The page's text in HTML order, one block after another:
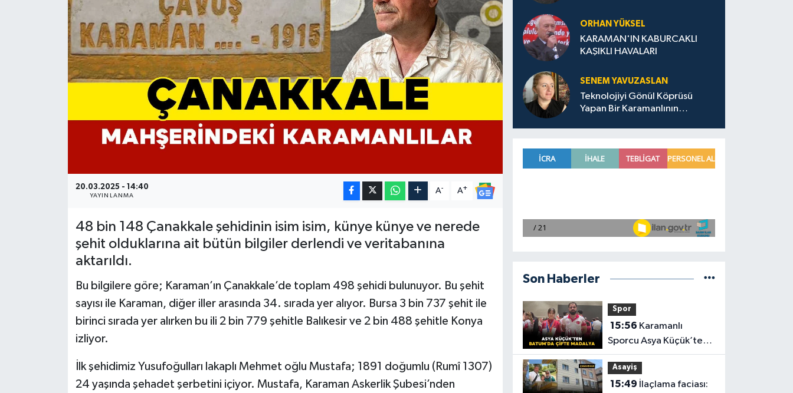
20.03.2025 - 14:40
YAYINLANMA
A- A+
48 bin 148 Çanakkale şehidinin isim isim, künye künye ve nerede
şehit olduklarına ait bütün bilgiler derlendi ve veritabanına
aktarıldı.
Bu bilgilere göre; Karaman’ın Çanakkale’de toplam 498 şehidi bulunuyor. Bu şehit
sayısı ile Karaman, diğer iller arasında 34. sırada yer alıyor. Bursa 3 bin 737 şehit ile
birinci sırada yer alırken bu ili 2 bin 779 şehitle Balıkesir ve 2 bin 488 şehitle Konya
izliyor.
İlk şehidimiz Yusufoğulları lakaplı Mehmet oğlu Mustafa; 1891 doğumlu (Rumî 1307)
24 yaşında şehadet şerbetini içiyor. Mustafa, Karaman Askerlik Şubesi’nden
ORHAN YÜKSEL
KARAMAN'IN KABURCAKLI
KAŞIKLI HAVALARI
SENEM YAVUZASLAN
Teknolojiyi Gönül Köprüsü
Yapan Bir Karamanlının
Son Haberler
Spor
15:56
Sporcu Asya Küçük’ten
Batum’da Çifte Madalya
Asayiş
15:49